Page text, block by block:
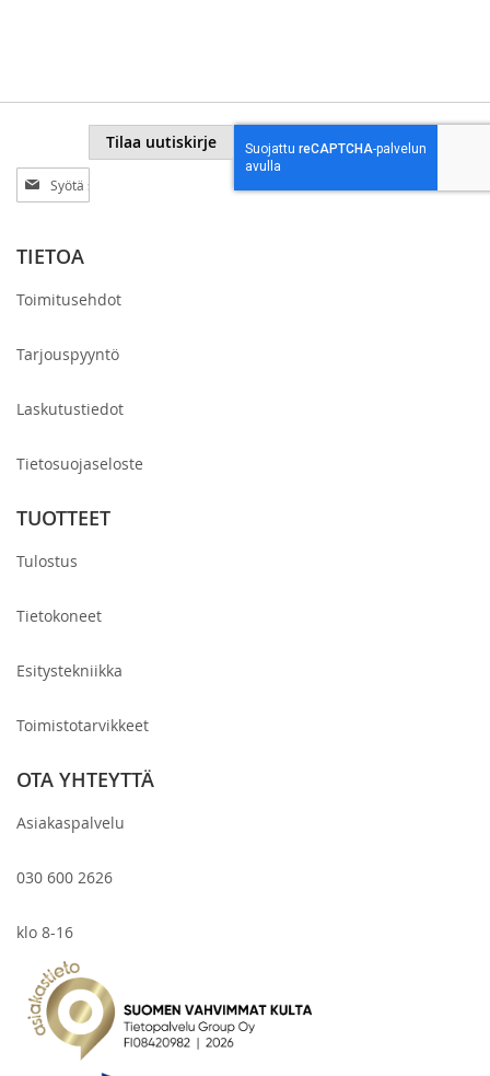
Tilaa
uutiskirjeemme:
Tilaa uutiskirje
TIETOA
Toimitusehdot
Tarjouspyyntö
Laskutustiedot
Tietosuojaseloste
TUOTTEET
Tulostus
Tietokoneet
Esitystekniikka
Toimistotarvikkeet
OTA YHTEYTTÄ
Asiakaspalvelu
030 600 2626
klo 8-16